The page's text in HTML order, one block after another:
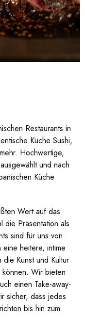
Restaurants in
Küche Sushi,
Hochwertige,
und nach
Küche
Wert auf das
die Präsentation als
sind für uns von
heitere, intime
Kunst und Kultur
Wir bieten
einen Take-away-
sicher, dass jedes
bis hin zum